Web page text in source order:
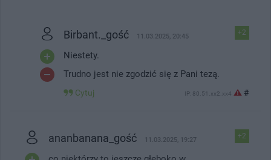
+2
Birbant._gość 11.03.2025, 20:45
Niestety.
Trudno jest nie zgodzić się z Pani tezą.
Cytuj IP: 80.51.xx2.xx4 #
+2
ananbanana_gość 11.03.2025, 19:27